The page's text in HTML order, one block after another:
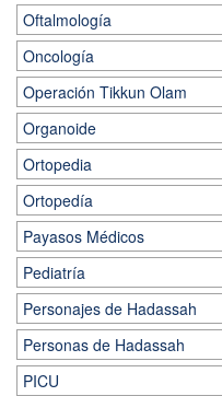
Oftalmología
Oncología
Operación Tikkun Olam
Organoide
Ortopedia
Ortopedía
Payasos Médicos
Pediatría
Personajes de Hadassah
Personas de Hadassah
PICU